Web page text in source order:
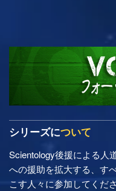
シリーズについて
Scientology後援による人
への援助を拡大する、す
こす人々に参加してくだ